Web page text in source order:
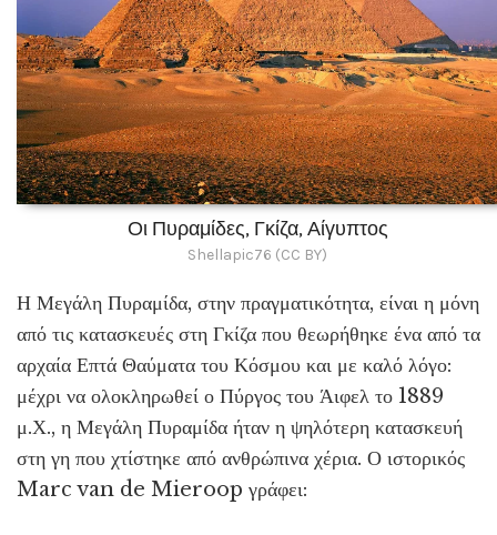
Οι Πυραμίδες, Γκίζα, Αίγυπτος
Shellapic76 (CC BY)
Η Μεγάλη Πυραμίδα, στην πραγματικότητα, είναι η μόνη
από τις κατασκευές στη Γκίζα που θεωρήθηκε ένα από τα
αρχαία Επτά Θαύματα του Κόσμου και με καλό λόγο:
μέχρι να ολοκληρωθεί ο Πύργος του Άιφελ το 1889
μ.Χ., η Μεγάλη Πυραμίδα ήταν η ψηλότερη κατασκευή
στη γη που χτίστηκε από ανθρώπινα χέρια. Ο ιστορικός
Marc van de Mieroop γράφει: